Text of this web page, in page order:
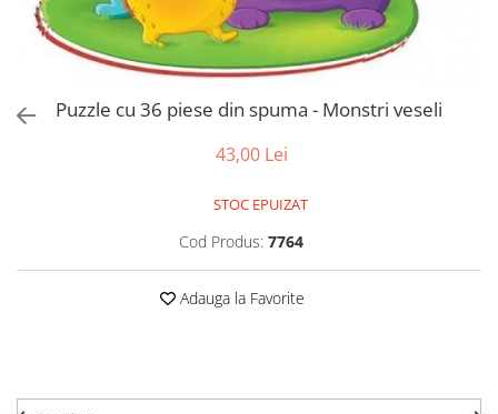
Puzzle-uri progresive
Puzzle-uri stratificate
Creioane colorate si carioci
Instrumente si accesorii pentru
pictura
Stampile si tusiere
Modelaj
Tablouri diamonds
pentru copii
Jocuri de societate pentru copii
Jocuri matematice
Stimulare olfactiva si gustativa
Stimulare tactila
Puzzle cu 36 piese din spuma - Monstri veseli
43,00 Lei
STOC EPUIZAT
Cod Produs: 7764
Adauga la Favorite